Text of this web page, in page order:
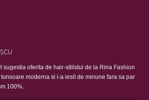
sugestia oferita de hair-stilistul de la Rina Fashion
moderna si i-a iesit de minune fara sa par
100%.